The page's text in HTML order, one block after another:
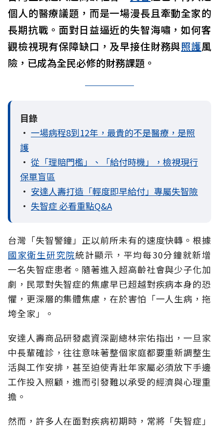
個人的醫療議題，而是一場漫長且牽動全家的
長期抗戰。面對日益逼近的失智海嘯，如何客
觀檢視現有保障缺口，及早接住財務與照護風
險，已成為全民必修的財務課題。
目錄
• 一場病程8到12年，最貴的不是醫療，是照
護
• 從「理賠門檻」、「給付時機」，檢視現行
保單盲區
• 安達人壽打造「輕度即早給付」專屬失智險
• 失智症 必看重點Q&A
台灣「失智警鐘」正以前所未有的速度快轉。根據
國家衛生研究院統計顯示，平均每30分鐘就新增
一名失智症患者。隨著進入超高齡社會與少子化加
劇，民眾對失智症的焦慮早已超越對疾病本身的恐
懼，更深層的集體焦慮，在於害怕「一人生病，拖
垮全家」。
安達人壽商品研發處資深副總林宗佑指出，一旦家
中長輩確診，往往意味著整個家庭都要重新調整生
活與工作安排，甚至迫使青壯年家屬必須放下手邊
工作投入照顧，進而引發難以承受的經濟與心理重
擔。
然而，許多人在面對疾病初期時，常將「失智症」